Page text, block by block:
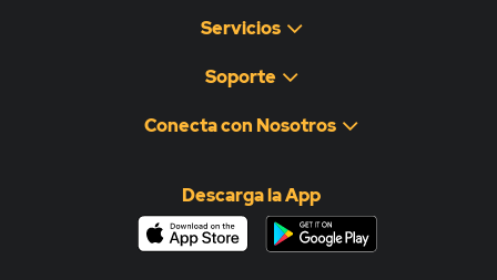
Servicios
Soporte
Conecta con Nosotros
Descarga la App